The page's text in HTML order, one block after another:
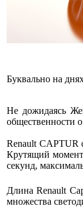
Буквально на
Не дожидаясь
общественности
Renault CAPTUR
Крутящий момент
секунд,
Длина Renault
множества